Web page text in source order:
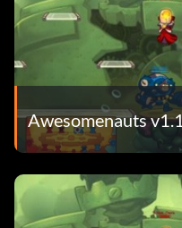
Awesomenauts